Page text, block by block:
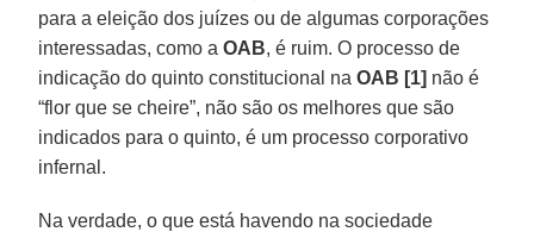
para a eleição dos juízes ou de algumas corporações
interessadas, como aOAB, é ruim. O processo de
indicação do quinto constitucional naOAB [1] não é
“flor que se cheire”, não são os melhores que são
indicados para o quinto, é um processo corporativo
infernal.
Na verdade, o que está havendo na sociedade